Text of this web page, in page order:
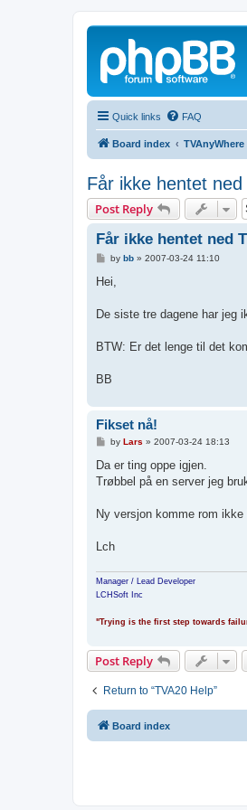
Quick links FAQ
Board index
Får ikke hentet
Post Reply
Får ikke hentet ned
P
s
by bb» 2007-03-24 11:10
Hei,
De siste tre dagene har jeg
BTW: Er det lenge til det
BB
Fikset nå!
P
s
by Lars » 2007-03-24 18:13
Da er ting oppe igjen.
Trøbbel på en server jeg
Ny versjon komme rom
Lch
Manager / Lead Developer
LCHSoft Inc
"Trying is the first step towards
Post Reply
Return to “TVA20 Help”
Board index